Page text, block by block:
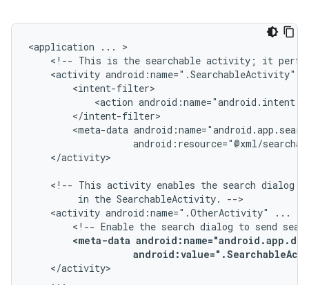
<application ...
<!-- This is the searchable activity; it
<activity android:name=".SearchableActivity"
<action
<meta-data
</activity>
<!-- This activity enables the search dialog
in the SearchableActivity.
<activity android:name=".OtherActivity" ...
<!-- Enable the search dialog to send
<meta-data
...